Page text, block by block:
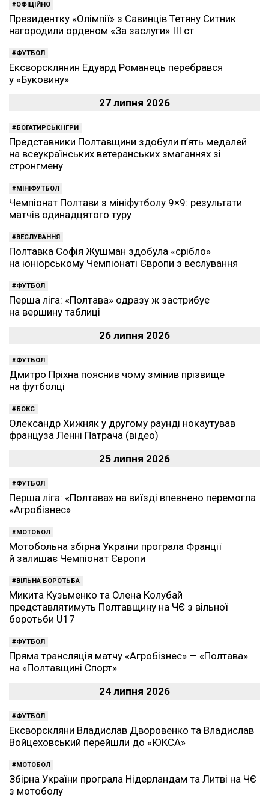
ОФІЦІЙНО
Президентку «Олімпії» з Савинців Тетяну Ситник
нагородили орденом «За заслуги» ІІІ ст
ФУТБОЛ
Ексворсклянин Едуард Романець перебрався
у «Буковину»
27 липня 2026
БОГАТИРСЬКІ ІГРИ
Представники Полтавщини здобули п’ять медалей
на всеукраїнських ветеранських змаганнях зі
стронгмену
МІНІФУТБОЛ
Чемпіонат Полтави з мініфутболу 9×9: результати
матчів одинадцятого туру
ВЕСЛУВАННЯ
Полтавка Софія Жушман здобула «срібло»
на юніорському Чемпіонаті Європи з веслування
ФУТБОЛ
Перша ліга: «Полтава» одразу ж застрибує
на вершину таблиці
26 липня 2026
ФУТБОЛ
Дмитро Пріхна пояснив чому змінив прізвище
на футболці
БОКС
Олександр Хижняк у другому раунді нокаутував
француза Ленні Патрача (відео)
25 липня 2026
ФУТБОЛ
Перша ліга: «Полтава» на виїзді впевнено перемогла
«Агробізнес»
МОТОБОЛ
Мотобольна збірна України програла Франції
й залишає Чемпіонат Європи
ВІЛЬНА БОРОТЬБА
Микита Кузьменко та Олена Колубай
представлятимуть Полтавщину на ЧЄ з вільної
боротьби U17
ФУТБОЛ
Пряма трансляція матчу «Агробізнес» — «Полтава»
на «Полтавщині Спорт»
24 липня 2026
ФУТБОЛ
Ексворскляни Владислав Дворовенко та Владислав
Войцеховський перейшли до «ЮКСА»
МОТОБОЛ
Збірна України програла Нідерландам та Литві на ЧЄ
з мотоболу